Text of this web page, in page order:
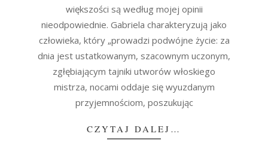
większości są według mojej opinii
nieodpowiednie. Gabriela charakteryzują jako
człowieka, który „prowadzi podwójne życie: za
dnia jest ustatkowanym, szacownym uczonym,
zgłębiającym tajniki utworów włoskiego
mistrza, nocami oddaje się wyuzdanym
przyjemnościom, poszukując
CZYTAJ DALEJ…